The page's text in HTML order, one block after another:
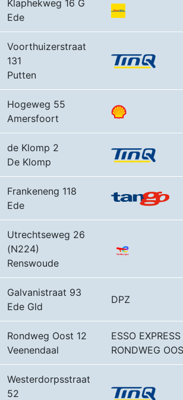
Klaphekweg 16 G
Ede
Voorthuizerstraat
131
Putten
Hogeweg 55
Amersfoort
de Klomp 2
De Klomp
Frankeneng 118
Ede
Utrechtseweg 26
(N224)
Renswoude
Galvanistraat 93
Ede Gld
DPZ
Rondweg Oost 12
Veenendaal
ESSO EXPRESS
RONDWEG
Westerdorpsstraat
52